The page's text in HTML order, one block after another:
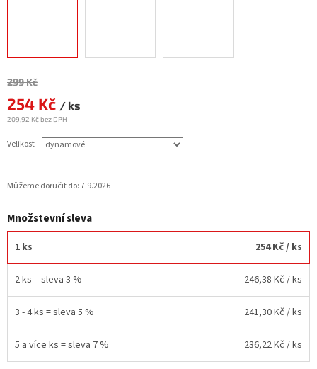
299 Kč
254 Kč / ks
209,92 Kč bez DPH
Měrná
Velikost
Můžeme doručit do:7.9.2026
Množstevní sleva
1 ks 254 Kč/ ks
2 ks = sleva 3 % 246,38 Kč / ks
3 - 4 ks = sleva 5 % 241,30 Kč / ks
5 a více ks = sleva 7 % 236,22 Kč / ks